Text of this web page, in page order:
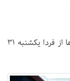
سخنگوی انجمن سینماداران از بازگشایی سینماها از فردا یکشنبه ۳۱